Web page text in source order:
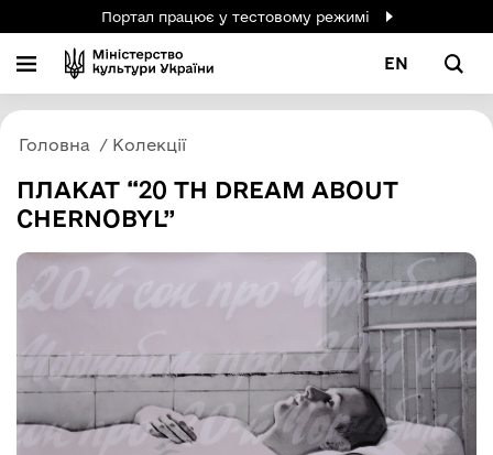
Портал працює у тестовому режимі
EN
Головна Колекції
ПЛАКАТ “20 TH DREAM ABOUT
CHERNOBYL”